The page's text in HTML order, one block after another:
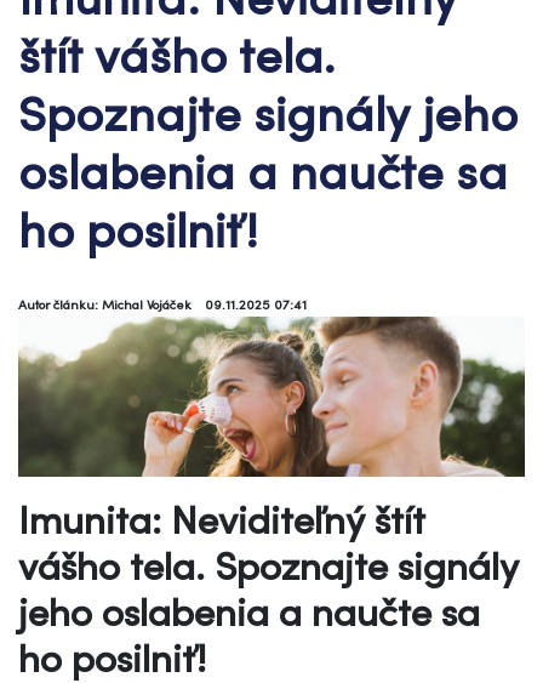
štít vášho tela.
Spoznajte signály jeho
oslabenia a naučte sa
ho posilniť!
Autor článku: Michal Vojáček 09.11.2025 07:41
Imunita: Neviditeľný štít
vášho tela. Spoznajte signály
jeho oslabenia a naučte sa
ho posilniť!